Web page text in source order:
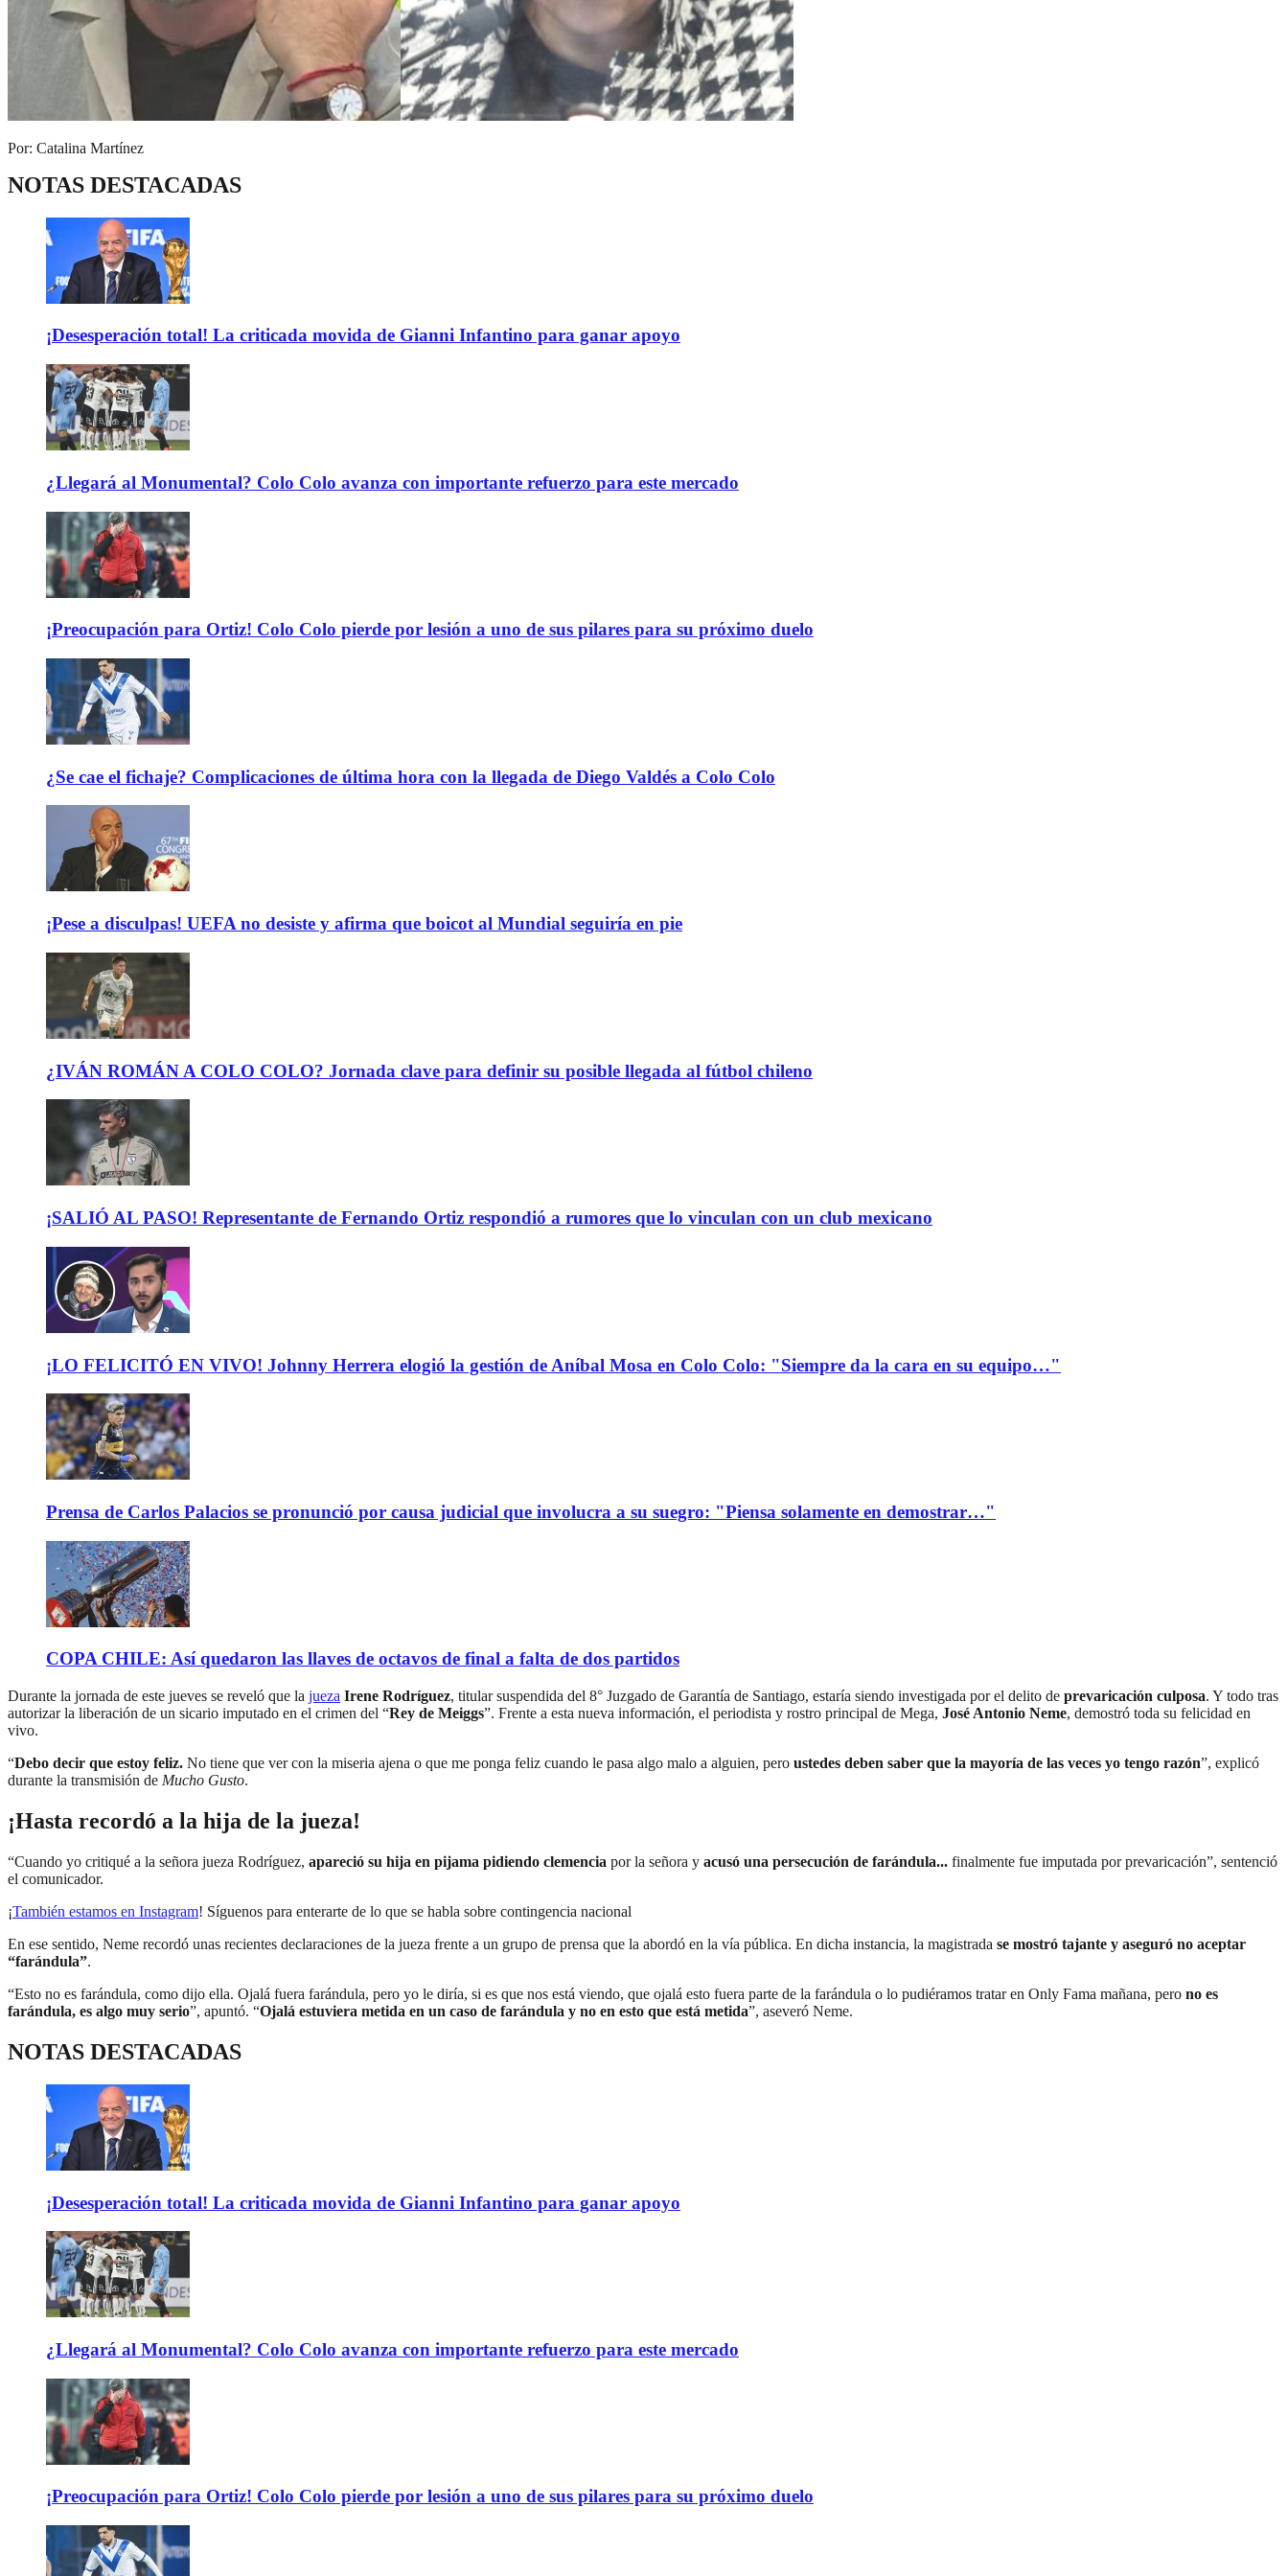
Por: Catalina Martínez
NOTAS DESTACADAS
¡Desesperación total! La criticada movida de Gianni Infantino para ganar apoyo
¿Llegará al Monumental? Colo Colo avanza con importante refuerzo para este mercado
¡Preocupación para Ortiz! Colo Colo pierde por lesión a uno de sus pilares para su próximo duelo
¿Se cae el fichaje? Complicaciones de última hora con la llegada de Diego Valdés a Colo Colo
¡Pese a disculpas! UEFA no desiste y afirma que boicot al Mundial seguiría en pie
¿IVÁN ROMÁN A COLO COLO? Jornada clave para definir su posible llegada al fútbol chileno
¡SALIÓ AL PASO! Representante de Fernando Ortiz respondió a rumores que lo vinculan con un club mexicano
¡LO FELICITÓ EN VIVO! Johnny Herrera elogió la gestión de Aníbal Mosa en Colo Colo: "Siempre da la cara en su equipo…"
Prensa de Carlos Palacios se pronunció por causa judicial que involucra a su suegro: "Piensa solamente en demostrar…"
COPA CHILE: Así quedaron las llaves de octavos de final a falta de dos partidos
Durante la jornada de este jueves se reveló que la jueza Irene Rodríguez, titular suspendida del 8° Juzgado de Garantía de Santiago, estaría siendo investigada por el delito de prevaricación culposa. Y todo tras
autorizar la liberación de un sicario imputado en el crimen del “Rey de Meiggs”. Frente a esta nueva información, el periodista y rostro principal de Mega, José Antonio Neme, demostró toda su felicidad en
vivo.
“Debo decir que estoy feliz. No tiene que ver con la miseria ajena o que me ponga feliz cuando le pasa algo malo a alguien, pero ustedes deben saber que la mayoría de las veces yo tengo razón”, explicó
durante la transmisión de Mucho Gusto.
¡Hasta recordó a la hija de la jueza!
“Cuando yo critiqué a la señora jueza Rodríguez, apareció su hija en pijama pidiendo clemencia por la señora y acusó una persecución de farándula... finalmente fue imputada por prevaricación”, sentenció
el comunicador.
¡También estamos en Instagram! Síguenos para enterarte de lo que se habla sobre contingencia nacional
En ese sentido, Neme recordó unas recientes declaraciones de la jueza frente a un grupo de prensa que la abordó en la vía pública. En dicha instancia, la magistrada se mostró tajante y aseguró no aceptar
“farándula”.
“Esto no es farándula, como dijo ella. Ojalá fuera farándula, pero yo le diría, si es que nos está viendo, que ojalá esto fuera parte de la farándula o lo pudiéramos tratar en Only Fama mañana, pero no es
farándula, es algo muy serio”, apuntó. “Ojalá estuviera metida en un caso de farándula y no en esto que está metida”, aseveró Neme.
NOTAS DESTACADAS
¡Desesperación total! La criticada movida de Gianni Infantino para ganar apoyo
¿Llegará al Monumental? Colo Colo avanza con importante refuerzo para este mercado
¡Preocupación para Ortiz! Colo Colo pierde por lesión a uno de sus pilares para su próximo duelo